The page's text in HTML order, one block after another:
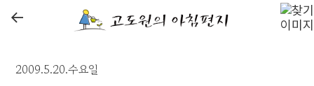
←
2009.5.20.수요일